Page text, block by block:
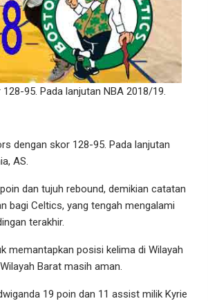
dengan skor 128-95. Pada lanjutan
AS.
dan tujuh rebound, demikian catatan
bagi Celtics, yang tengah mengalami
terakhir.
memantapkan posisi kelima di Wilayah
Barat masih aman.
19 poin dan 11 assist milik Kyrie